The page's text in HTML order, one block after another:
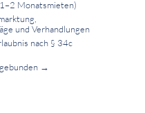
Monatsmieten)
und Verhandlungen
nach § 34c
→